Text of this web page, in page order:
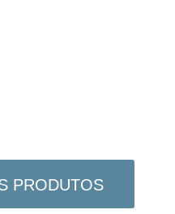
PRODUTOS